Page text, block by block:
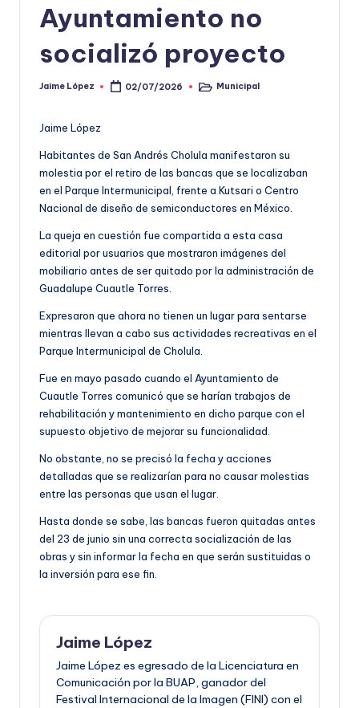
Ayuntamiento no
socializó proyecto
Publicado
Jaime López 02/07/2026
Publicado
Municipal
Jaime López
Habitantes de San Andrés Cholula manifestaron su
molestia por el retiro de las bancas que se localizaban
en el Parque Intermunicipal, frente a Kutsari o Centro
Nacional de diseño de semiconductores en México.
La queja en cuestión fue compartida a esta casa
editorial por usuarios que mostraron imágenes del
mobiliario antes de ser quitado por la administración de
Guadalupe Cuautle Torres.
Expresaron que ahora no tienen un lugar para sentarse
mientras llevan a cabo sus actividades recreativas en el
Parque Intermunicipal de Cholula.
Fue en mayo pasado cuando el Ayuntamiento de
Cuautle Torres comunicó que se harían trabajos de
rehabilitación y mantenimiento en dicho parque con el
supuesto objetivo de mejorar su funcionalidad.
No obstante, no se precisó la fecha y acciones
detalladas que se realizarían para no causar molestias
entre las personas que usan el lugar.
Hasta donde se sabe, las bancas fueron quitadas antes
del 23 de junio sin una correcta socialización de las
obras y sin informar la fecha en que serán sustituidas o
la inversión para ese fin.
Jaime López
Jaime López es egresado de la Licenciatura en
Comunicación por la BUAP, ganador del
Festival Internacional de la Imagen (FINI) con el